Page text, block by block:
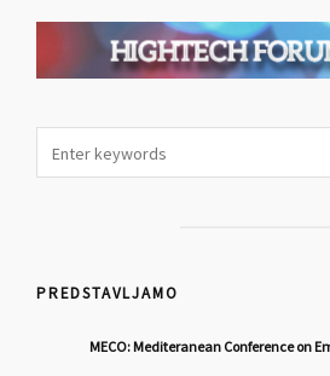
PREDSTAVLJAMO
MECO: Mediteranean Conference on